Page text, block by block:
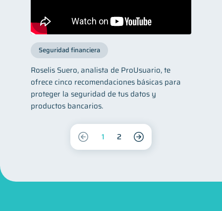
Seguridad financiera
Roselis Suero, analista de ProUsuario, te
ofrece cinco recomendaciones básicas para
proteger la seguridad de tus datos y
productos bancarios.
1 2